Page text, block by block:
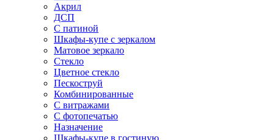
Акрил
ДСП
С патиной
Шкафы-купе с зеркалом
Матовое зеркало
Стекло
Цветное стекло
Пескоструй
Комбинированные
С витражами
С фотопечатью
Назначение
Шкафы-купе в гостиную